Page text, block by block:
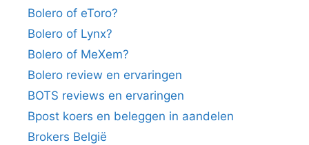
Bolero of eToro?
Bolero of Lynx?
Bolero of MeXem?
Bolero review en ervaringen
BOTS reviews en ervaringen
Bpost koers en beleggen in aandelen
Brokers België